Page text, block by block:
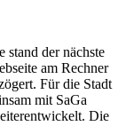
stand der nächste
am Rechner
Für die Stadt
mit SaGa
Die